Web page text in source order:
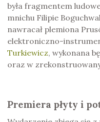
była fragmentem
mnichu Filipie
nawracał plemiona
elektroniczno-
Turkiewicz, wykonana
oraz w
Premiera płyty i